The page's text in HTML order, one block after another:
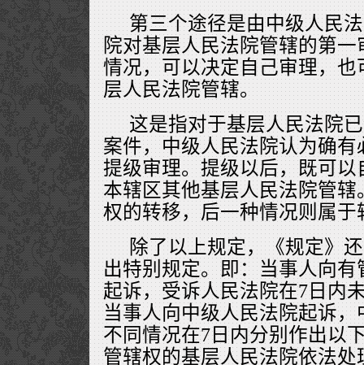
第三个途径是由中级人民
院对基层人民法院管辖的第
情况，可以决定自己审理，
层人民法院管辖。
这是指对于基层人民法院
案件，中级人民法院认为确
提级审理。提级以后，既可
本辖区其他基层人民法院管
权的转移，后一种情况则属
除了以上规定，《规定》
出特别规定。即：当事人向
起诉，受诉人民法院在7日内
当事人向中级人民法院起诉
不同情况在7日内分别作出以
管辖权的基层人民法院依法